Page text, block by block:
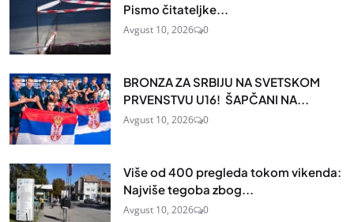
Pismo čitateljke...
Avgust 10, 2026 0
BRONZA ZA SRBIJU NA SVETSKOM
PRVENSTVU U16! ŠAPČANI NA...
Avgust 10, 2026 0
Više od 400 pregleda tokom vikenda:
Najviše tegoba zbog...
Avgust 10, 2026 0